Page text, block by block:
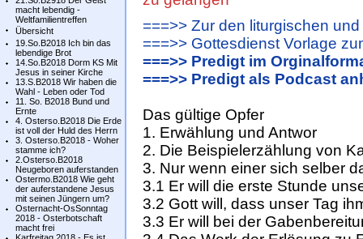
macht lebendig -
Weltfamilientreffen
Übersicht
19.So.B2018 Ich bin das
lebendige Brot
14.So.B2018 Dorm KS Mit
Jesus in seiner Kirche
13.S.B2018 Wir haben die
Wahl - Leben oder Tod
11. So. B2018 Bund und
Ernte
4. Osterso.B2018 Die Erde
ist voll der Huld des Herrn
3. Osterso.B2018 - Woher
stamme ich?
2.Osterso.B2018
Neugeboren auferstanden
Ostermo.B2018 Wie geht
der auferstandene Jesus
mit seinen Jüngern um?
Osternacht-OsSonntag
2018 - Osterbotschaft
macht frei
===>> Zur den liturgischen
===>> Gottesdienst Vorlage
===>> Predigt im
===>> Predigt als Podcast
Das gültige Opfer
1. Erwählung und Antwor
2. Die Beispielerzählung von
3. Nur wenn einer sich selber
3.1 Er will die erste Stunde
3.2 Gott will, dass unser Tag
3.3 Er will bei der